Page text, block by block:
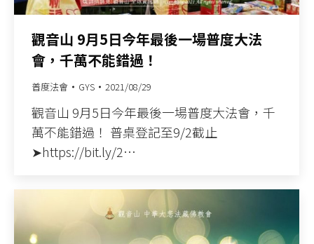
觀音山 9月5日今年最後一場普度大法
會，千萬不能錯過！
普度法會 GYS 2021/08/29
觀音山 9月5日今年最後一場普度大法會，千
萬不能錯過！ 普桌登記至9/2截止
➤https://bit.ly/2…